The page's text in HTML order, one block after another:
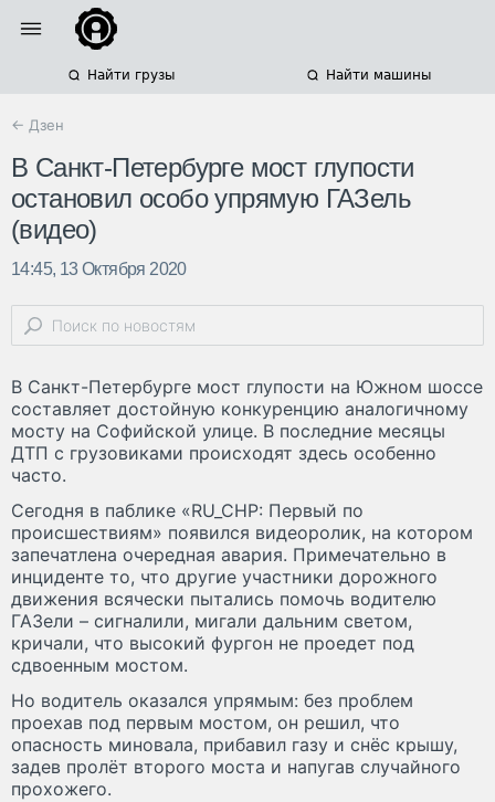
Найти грузы Найти машины
← Дзен
В Санкт-Петербурге мост глупости
остановил особо упрямую ГАЗель
(видео)
14:45, 13 Октября 2020
В Санкт-Петербурге мост глупости на Южном шоссе
составляет достойную конкуренцию аналогичному
мосту на Софийской улице. В последние месяцы
ДТП с грузовиками происходят здесь особенно
часто.
Сегодня в паблике «RU_CHP: Первый по
происшествиям» появился видеоролик, на котором
запечатлена очередная авария. Примечательно в
инциденте то, что другие участники дорожного
движения всячески пытались помочь водителю
ГАЗели – сигналили, мигали дальним светом,
кричали, что высокий фургон не проедет под
сдвоенным мостом.
Но водитель оказался упрямым: без проблем
проехав под первым мостом, он решил, что
опасность миновала, прибавил газу и снёс крышу,
задев пролёт второго моста и напугав случайного
прохожего.